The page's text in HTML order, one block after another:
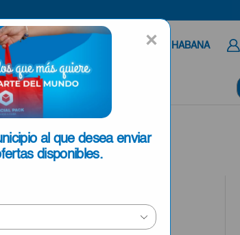
×
al que desea enviar
disponibles.
ENVIAR A LA HABANA
este producto ahora